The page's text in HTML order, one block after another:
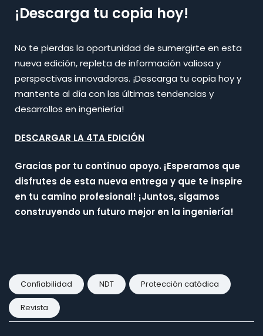
¡Descarga tu copia hoy!
No te pierdas la oportunidad de sumergirte en esta
nueva edición, repleta de información valiosa y
perspectivas innovadoras. ¡Descarga tu copia hoy y
mantente al día con las últimas tendencias y
desarrollos en ingeniería!
DESCARGAR LA 4TA EDICIÓN
Gracias por tu continuo apoyo. ¡Esperamos que
disfrutes de esta nueva entrega y que te inspire
en tu camino profesional! ¡Juntos, sigamos
construyendo un futuro mejor en la ingeniería!
Confiabilidad NDT Protección catódica
Revista